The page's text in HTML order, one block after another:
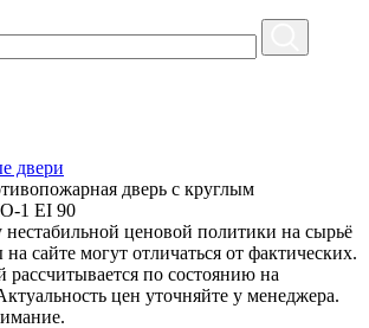
двери
дверь с круглым
1 EI 90
ценовой политики на сырьё
сайте могут отличаться от фактических.
рассчитывается по состоянию на
цен уточняйте у менеджера.